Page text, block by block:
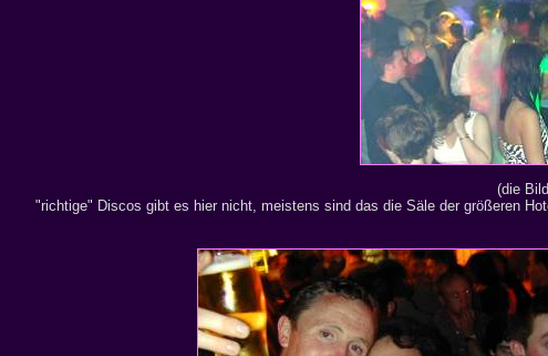
(die
"richtige" Discos gibt es hier nicht, meistens sind das die Säle der größeren